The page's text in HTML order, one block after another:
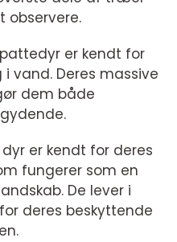
observere.
er kendt for
vand. Deres massive
dem både
dyr er kendt for deres
fungerer som en
De lever i
deres beskyttende